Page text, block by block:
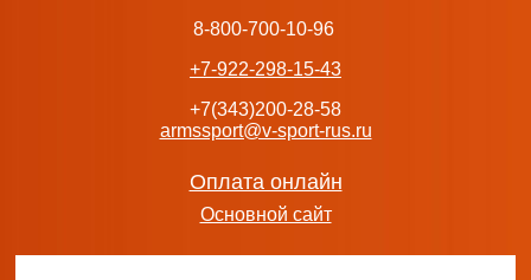
8-800-700-10-96
+7-922-298-15-43
+7(343)200-28-58
armssport@v-sport-rus.ru
Оплата онлайн
Основной сайт